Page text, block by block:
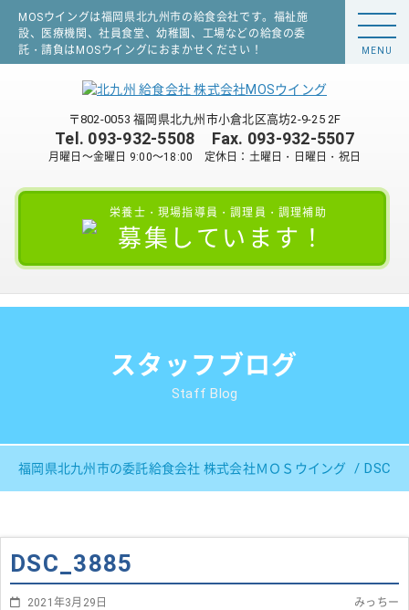
MOSウイングは福岡県北九州市の給食会社です。福祉施
設、医療機関、社員食堂、幼稚園、工場などの給食の委
託・請負はMOSウイングにおまかせください！
〒802-0053 福岡県北九州市小倉北区高坊2-9-25 2F
Tel. 093-932-5508 Fax. 093-932-5507
月曜日～金曜日 9:00～18:00 定休日：土曜日・日曜日・祝日
栄養士・現場指導員・調理員・調理補助
募集しています！
MENU
スタッフブログ
Staff Blog
福岡県北九州市の委託給食会社 株式会社ＭＯＳウイング
DSC_3885
2021年3月29日 みっちー